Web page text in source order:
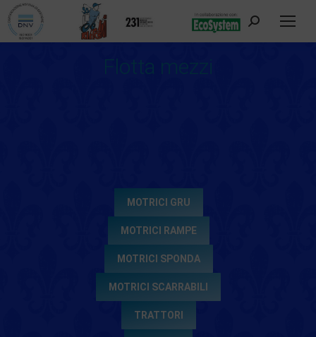
Cerca:
Flotta mezzi
Tu sei qui:
MOTRICI GRU
MOTRICI RAMPE
MOTRICI SPONDA
MOTRICI SCARRABILI
TRATTORI